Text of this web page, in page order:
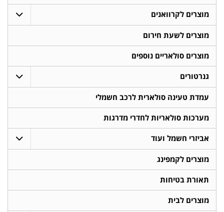
מוצרים לקרוואנים
מוצרים לשעת חירום
מוצרים סולאריים נוספים
גנרטורים
עמדת טעינה סולארית לרכב חשמלי
מערכות סולאריות לחדרי מדרגות
אביזרי חשמל ועוד
מוצרים לקמפינג
תאורת בטיחות
מוצרים לבית